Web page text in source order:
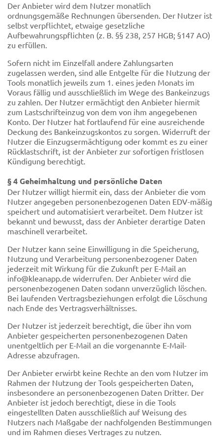
Der Anbieter wird dem Nutzer monatlich
ordnungsgemäße Rechnungen übersenden. Der Nutzer ist
selbst verpflichtet, etwaige gesetzliche
Aufbewahrungspflichten (z. B. §§ 238, 257 HGB; §147 AO)
zu erfüllen.
Sofern nicht im Einzelfall andere Zahlungsarten
zugelassen werden, sind alle Entgelte für die Nutzung der
Tools monatlich jeweils zum 1. eines jeden Monats im
Voraus fällig und ausschließlich im Wege des Bankeinzugs
zu zahlen. Der Nutzer ermächtigt den Anbieter hiermit
zum Lastschrifteinzug von dem von ihm angegebenen
Konto. Der Nutzer hat fortlaufend für eine ausreichende
Deckung des Bankeinzugskontos zu sorgen. Widerruft der
Nutzer die Einzugsermächtigung oder kommt es zu einer
Rücklastschrift, ist der Anbieter zur sofortigen fristlosen
Kündigung berechtigt.
§ 4 Geheimhaltung und persönliche Daten
Der Nutzer willigt hiermit ein, dass der Anbieter die vom
Nutzer angegeben personenbezogenen Daten EDV-mäßig
speichert und automatisiert verarbeitet. Dem Nutzer ist
bekannt und bewusst, dass der Anbieter derartige Daten
maschinell verarbeitet.
Der Nutzer kann seine Einwilligung in die Speicherung,
Nutzung und Verarbeitung personenbezogener Daten
jederzeit mit Wirkung für die Zukunft per E-Mail an
info@kleanapp.de widerrufen. Der Anbieter wird die
personenbezogenen Daten sodann unverzüglich löschen.
Bei laufenden Vertragsbeziehungen erfolgt die Löschung
nach Ende des Vertragsverhältnisses.
Der Nutzer ist jederzeit berechtigt, die über ihn vom
Anbieter gespeicherten personenbezogenen Daten
unentgeltlich per E-Mail an die vorgenannte E-Mail-
Adresse abzufragen.
Der Anbieter erwirbt keine Rechte an den vom Nutzer im
Rahmen der Nutzung der Tools gespeicherten Daten,
insbesondere an personenbezogenen Daten Dritter. Der
Anbieter ist jedoch berechtigt, diese in die Tools
eingestellten Daten ausschließlich auf Weisung des
Nutzers nach Maßgabe der nachfolgenden Bestimmungen
und im Rahmen dieses Vertrages zu nutzen.